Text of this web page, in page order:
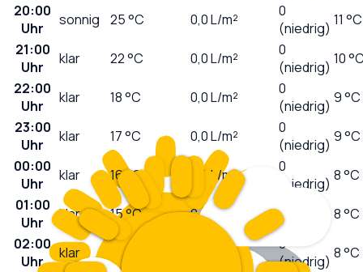
20:00
Uhr
sonnig 25°C 0,0L/m²
0
(niedrig) 11 °C
21:00
Uhr
klar 22°C 0,0L/m²
0
(niedrig) 10
22:00
Uhr
klar 18°C 0,0L/m²
0
(niedrig) 9 °C
23:00
Uhr
klar 17°C 0,0L/m²
0
(niedrig) 9 °C
00:00
Uhr
klar 16°C 0,0 L/m²
0
(niedrig) 8 °C
01:00
Uhr
klar 15°C 0,0 L/m²
(niedrig)
8 °C
02:00
Uhr
klar 14°C L/m²
0
(niedrig) 8 °C